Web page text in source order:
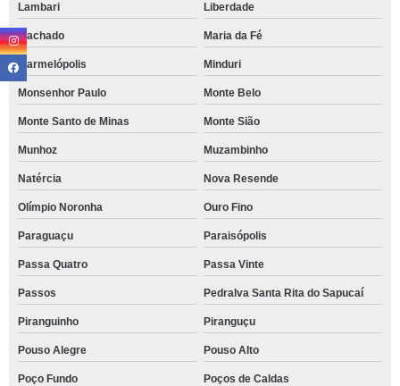
Lambari Liberdade
Machado Maria da Fé
Marmelópolis Minduri
Monsenhor Paulo Monte Belo
Monte Santo de Minas Monte Sião
Munhoz Muzambinho
Natércia Nova Resende
Olímpio Noronha Ouro Fino
Paraguaçu Paraisópolis
Passa Quatro Passa Vinte
Passos Pedralva Santa Rita do Sapucaí
Piranguinho Piranguçu
Pouso Alegre Pouso Alto
Poço Fundo Poços de Caldas